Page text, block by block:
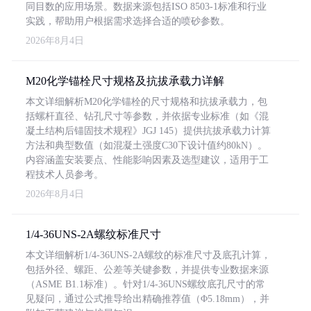
同目数的应用场景。数据来源包括ISO 8503-1标准和行业
实践，帮助用户根据需求选择合适的喷砂参数。
2026年8月4日
M20化学锚栓尺寸规格及抗拔承载力详解
本文详细解析M20化学锚栓的尺寸规格和抗拔承载力，包
括螺杆直径、钻孔尺寸等参数，并依据专业标准（如《混
凝土结构后锚固技术规程》JGJ 145）提供抗拔承载力计算
方法和典型数值（如混凝土强度C30下设计值约80kN）。
内容涵盖安装要点、性能影响因素及选型建议，适用于工
程技术人员参考。
2026年8月4日
1/4-36UNS-2A螺纹标准尺寸
本文详细解析1/4-36UNS-2A螺纹的标准尺寸及底孔计算，
包括外径、螺距、公差等关键参数，并提供专业数据来源
（ASME B1.1标准）。针对1/4-36UNS螺纹底孔尺寸的常
见疑问，通过公式推导给出精确推荐值（Φ5.18mm），并